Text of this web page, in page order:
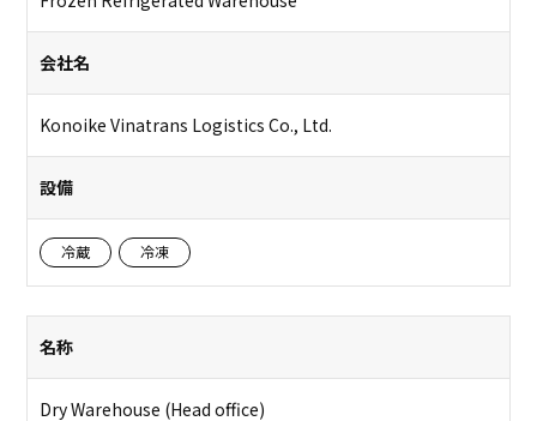
会社名
Konoike Vinatrans Logistics Co., Ltd.
設備
冷蔵 冷凍
名称
Dry Warehouse (Head office)